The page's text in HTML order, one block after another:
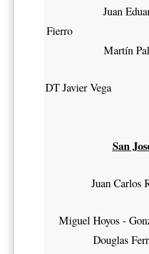
Juan
Martín
DT Javier Vega
San
Juan Carlos
Miguel Hoyos -
Douglas